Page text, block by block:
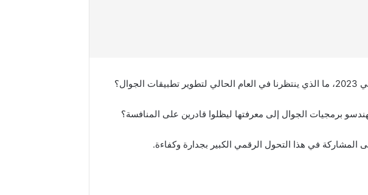
برمجيات الجوال إلى معرفتها ليظلوا قادرين على المنافسة؟
المشاركة في هذا التحول الرقمي الكبير بجدارة وكفاءة.